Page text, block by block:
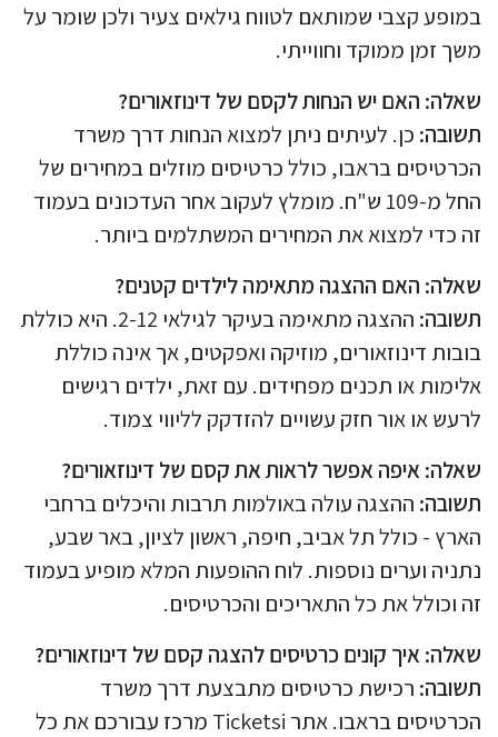
במופע קצבי שמותאם לטווח גילאים צעיר ולכן שומר על
משך זמן ממוקד וחווייתי.
שאלה: האם יש הנחות לקסם של דינוזאורים?
תשובה: כן. לעיתים ניתן למצוא הנחות דרך משרד
הכרטיסים בראבו, כולל כרטיסים מוזלים במחירים של
החל מ-109 ש"ח. מומלץ לעקוב אחר העדכונים בעמוד
זה כדי למצוא את המחירים המשתלמים ביותר.
שאלה: האם ההצגה מתאימה לילדים קטנים?
תשובה:
ההצגה מתאימה בעיקר לגילאי 2-12. היא כוללת
בובות דינוזאורים, מוזיקה ואפקטים, אך אינה כוללת
אלימות או תכנים מפחידים. עם זאת, ילדים רגישים
לרעש או אור חזק עשויים להזדקק לליווי צמוד.
שאלה: איפה אפשר לראות את קסם של דינוזאורים?
תשובה: ההצגה עולה באולמות תרבות והיכלים ברחבי
הארץ - כולל תל אביב, חיפה, ראשון לציון, באר שבע,
נתניה וערים נוספות. לוח ההופעות המלא מופיע בעמוד
זה וכולל את כל התאריכים והכרטיסים.
שאלה: איך קונים כרטיסים להצגה קסם של דינוזאורים?
תשובה: רכישת כרטיסים מתבצעת דרך משרד
הכרטיסים בראבו. אתר Ticketsi מרכז עבורכם את כל